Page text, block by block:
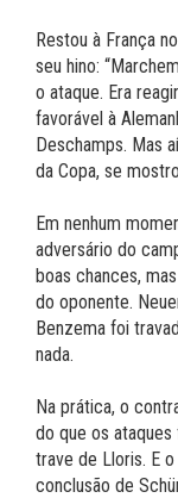
Restou à França
seu hino:
o ataque. Era
favorável à
Deschamps. Mas
da Copa, se
Em nenhum
adversário do
boas chances,
do oponente.
Benzema foi
nada.
Na prática, o
do que os
trave de Lloris. E
conclusão de